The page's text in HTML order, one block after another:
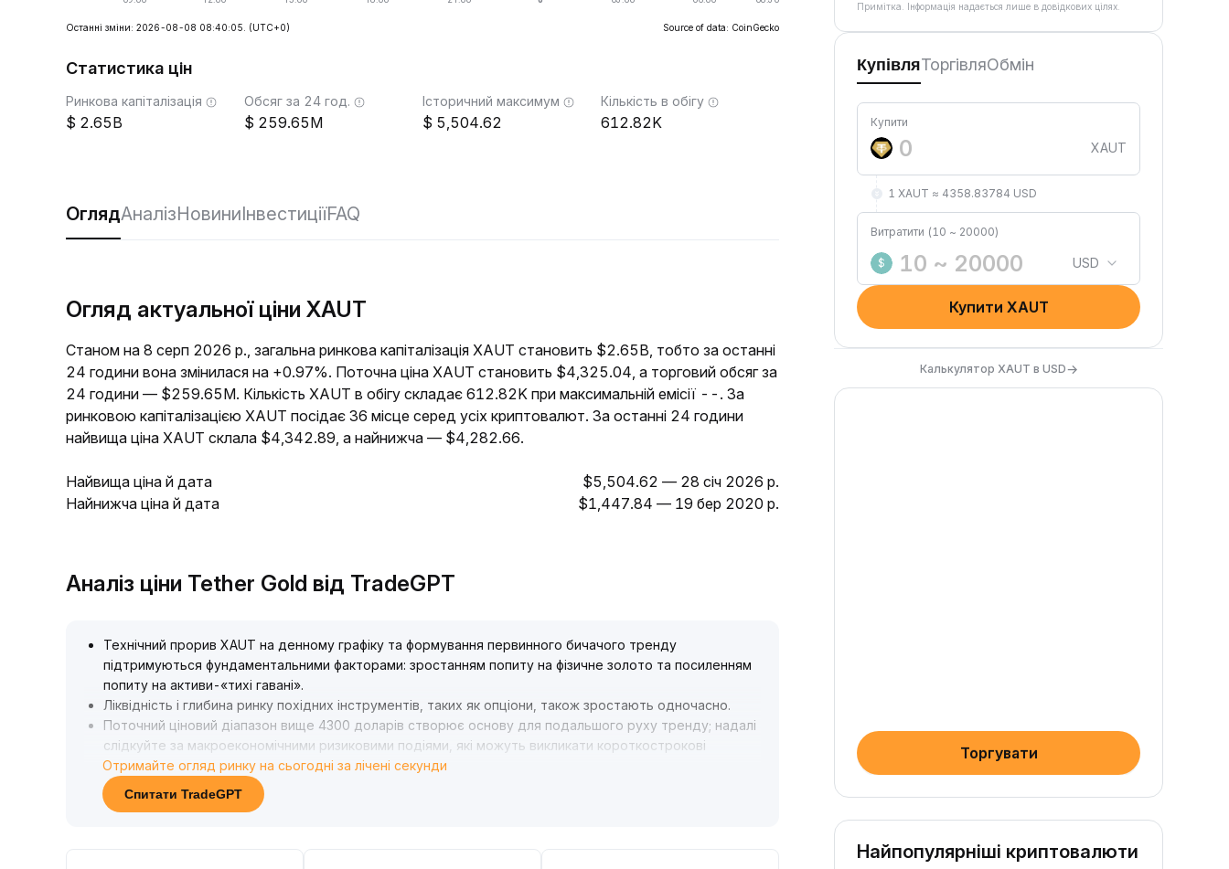
Останні зміни: 2026-08-08 08:40:05. (UTC+0) Source of data: CoinGecko
Статистика цін
Ринкова капіталізація
2.65B
Обсяг за 24 год.
259.65M
Історичний максимум
5,504.62
Кількість в обігу
612.82K
ОглядАналізНовиниІнвестиціїFAQ
Огляд актуальної ціни XAUT
Станом на 8 серп 2026 р., загальна ринкова капіталізація XAUT становить $2.65B, тобто за останні
24 години вона змінилася на +0.97%. Поточна ціна XAUT становить $4,325.04, а торговий обсяг за
24 години — $259.65M. Кількість XAUT в обігу складає 612.82K при максимальній емісії --. За
ринковою капіталізацією XAUT посідає 36 місце серед усіх криптовалют. За останні 24 години
найвища ціна XAUT склала $4,342.89, а найнижча — $4,282.66.
Найвища ціна й дата
$5,504.62 — 28 січ 2026 р.
Найнижча ціна й дата
$1,447.84 — 19 бер 2020 р.
Аналіз ціни Tether Gold від TradeGPT
Технічний прорив XAUT на денному графіку та формування первинного бичачого тренду
підтримуються фундаментальними факторами: зростанням попиту на фізичне золото та посиленням
попиту на активи-«тихі гавані».
Ліквідність і глибина ринку похідних інструментів, таких як опціони, також зростають одночасно.
Поточний ціновий діапазон вище 4300 доларів створює основу для подальшого руху тренду; надалі
слідкуйте за макроекономічними ризиковими подіями, які можуть викликати короткострокові
коливання.
Рекомендується поєднувати динаміку ціни та обсягу з управлінням позиціями, діяти за трендом,
шукати можливості для входу після корекції до зони 4250; ціль по зростанню 4400
Отримайте огляд ринку на сьогодні за лічені секунди
Спитати TradeGPT
Примітка. Інформація надається лише в довідкових цілях.
КупівляТоргівляОбмін
Купити
XAUT
1 XAUT ≈ 4358.83784 USD
Витратити (10 ~ 20000)
$ USD
Купити XAUT
Калькулятор XAUT в USD→
Торгувати
Найпопулярніші криптовалюти